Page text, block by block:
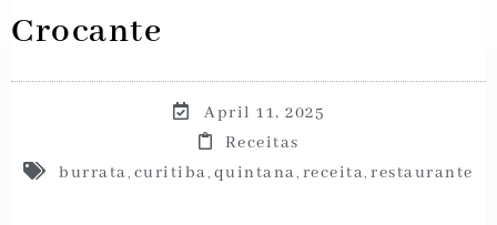
Crocante
April 11, 2025
Receitas
burrata, curitiba, quintana, receita,restaurante